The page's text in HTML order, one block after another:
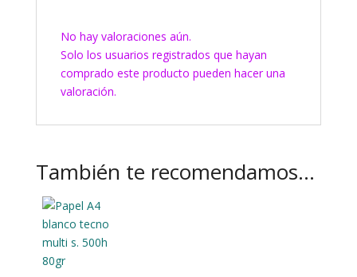
No hay valoraciones aún.
Solo los usuarios registrados que hayan
comprado este producto pueden hacer una
valoración.
También te recomendamos…